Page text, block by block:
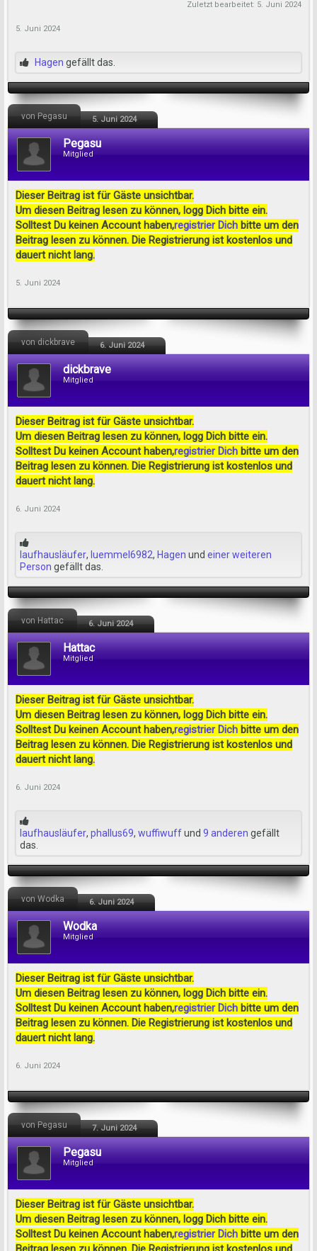
Zuletzt bearbeitet: 5. Juni 2024
5. Juni 2024
Hagen gefällt das.
von Pegasu 5. Juni 2024
Pegasu
Mitglied
Dieser Beitrag ist für Gäste unsichtbar.
Um diesen Beitrag lesen zu können, logg Dich bitte ein.
Solltest Du keinen Account haben,registrier Dich bitte um den
Beitrag lesen zu können. Die Registrierung ist kostenlos und
dauert nicht lang.
5. Juni 2024
von dickbrave 6. Juni 2024
dickbrave
Mitglied
Dieser Beitrag ist für Gäste unsichtbar.
Um diesen Beitrag lesen zu können, logg Dich bitte ein.
Solltest Du keinen Account haben,registrier Dich bitte um den
Beitrag lesen zu können. Die Registrierung ist kostenlos und
dauert nicht lang.
6. Juni 2024
laufhausläufer, luemmel6982, Hagen und einer weiteren
Person gefällt das.
von Hattac 6. Juni 2024
Hattac
Mitglied
Dieser Beitrag ist für Gäste unsichtbar.
Um diesen Beitrag lesen zu können, logg Dich bitte ein.
Solltest Du keinen Account haben,registrier Dich bitte um den
Beitrag lesen zu können. Die Registrierung ist kostenlos und
dauert nicht lang.
6. Juni 2024
laufhausläufer, phallus69, wuffiwuffund 9 anderen gefällt
das.
von Wodka 6. Juni 2024
Wodka
Mitglied
Dieser Beitrag ist für Gäste unsichtbar.
Um diesen Beitrag lesen zu können, logg Dich bitte ein.
Solltest Du keinen Account haben,registrier Dich bitte um den
Beitrag lesen zu können. Die Registrierung ist kostenlos und
dauert nicht lang.
6. Juni 2024
von Pegasu 7. Juni 2024
Pegasu
Mitglied
Dieser Beitrag ist für Gäste unsichtbar.
Um diesen Beitrag lesen zu können, logg Dich bitte ein.
Solltest Du keinen Account haben,registrier Dich bitte um den